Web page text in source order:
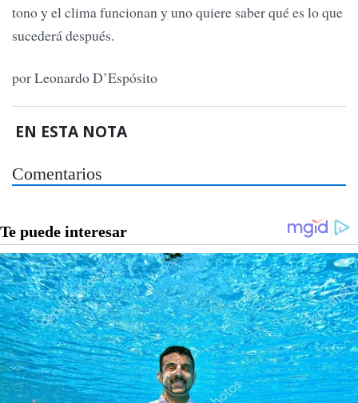
tono y el clima funcionan y uno quiere saber qué es lo que
sucederá después.
por Leonardo D’Espósito
EN ESTA NOTA
Comentarios